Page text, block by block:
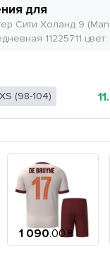
для
Сити Холанд 9
11225711
(98-104) 11.
1 090.00 ₴